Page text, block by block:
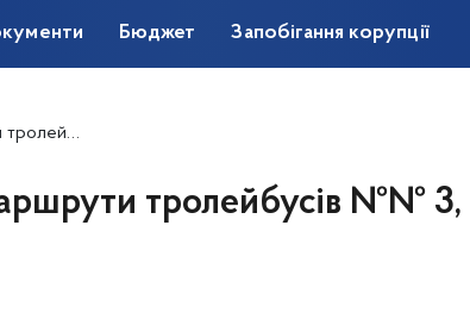
Бюджет Запобігання корупції
40 (+схеми)
тролейбусів №№